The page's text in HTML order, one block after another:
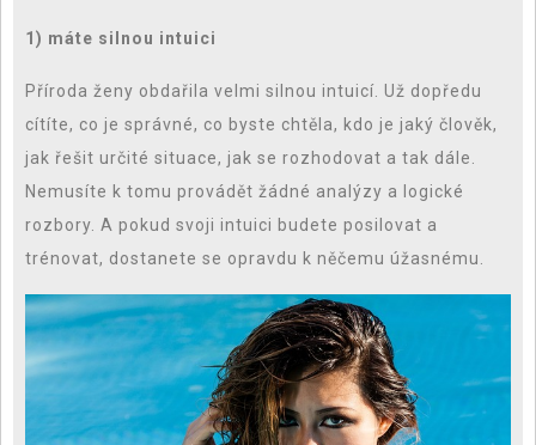
1) máte silnou intuici
Příroda ženy obdařila velmi silnou intuicí. Už dopředu
cítíte, co je správné, co byste chtěla, kdo je jaký člověk,
jak řešit určité situace, jak se rozhodovat a tak dále.
Nemusíte k tomu provádět žádné analýzy a logické
rozbory. A pokud svoji intuici budete posilovat a
trénovat, dostanete se opravdu k něčemu úžasnému.